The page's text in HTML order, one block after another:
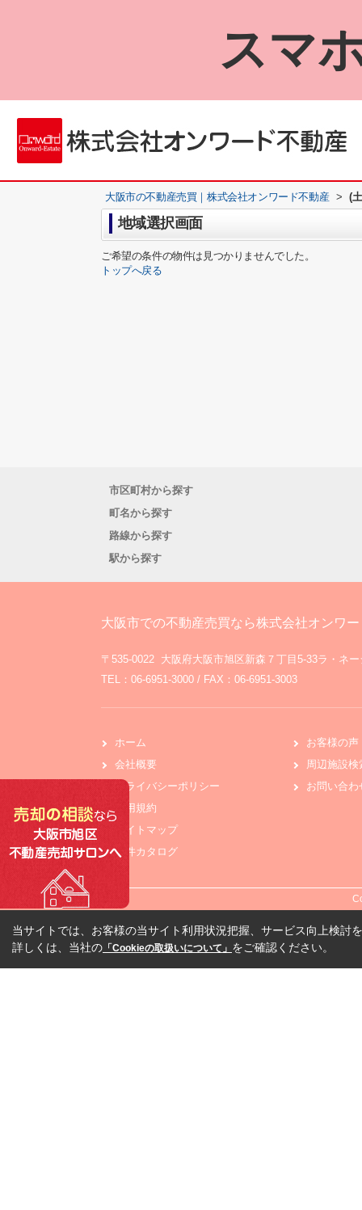
スマ
大阪市の不動産売買｜株式会社オンワード不動産 > (
地域選択画面
ご希望の条件の物件は見つかりませんでした。
トップへ戻る
市区町村から探す
町名から探す
路線から探す
駅から探す
大阪市での不動産売買なら株式会社オンワ
〒535-0022 大阪府大阪市旭区新森７丁目5-33ラ・ネ
TEL：06-6951-3000 / FAX：06-6951-3003
ホーム
会社概要
プライバシーポリシー
利用規約
サイトマップ
物件カタログ
お客様の声
周辺施設検
お問い合わ
当サイトでは、お客様の当サイト利用状況把握、サービス向上検討
詳しくは、当社の 「Cookieの取扱いについて」 をご確認ください。